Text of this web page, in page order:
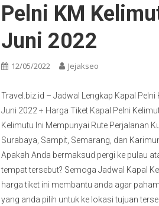
Pelni KM
Juni 2022
12/05/2022 Jejakseo
Travel.biz.id – Jadwal Lengkap Kapal Pelni
Juni 2022 + Harga Tiket Kapal Pelni
Kelimutu Ini Mempunyai Rute Perjalanan
Surabaya, Sampit, Semarang, dan
Apakah Anda bermaksud pergi ke pulau
tempat tersebut? Semoga Jadwal Kapal
harga tiket ini membantu anda agar
yang anda pilih untuk ke lokasi tujuan